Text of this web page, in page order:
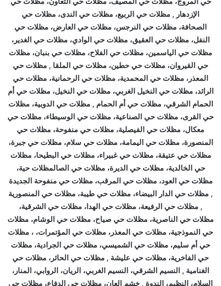
الإزدهار , مظلات حي الربيع، مظلات حي الندى، مظلات حي
الصحافة، مظلات حي النرجس، مظلات حي العارض، مظلات حي
النفل، مظلات حي العقيق، مظلات حي الوادي، مظلات حي الغدير،
مظلات حي الياسمين، مظلات حي الفلاح، مظلات حي بنبان، مظلات
حي القيروان، مظلات حي حطين، مظلات حي الملقا , مظلات حي
المعذر، مظلات حي المحمدية، مظلات حي الرحمانية، مظلات حي
الرائد، مظلات حي النخيل الغربي، مظلات حي النخيل، مظلات حي أم
الحمام الشرقي، مظلات حي أم الحمام , مظلات حي الدوبية، مظلات
حي القرى، مظلات حي الصناعية، مظلات حي الوسيطاء، مظلات حي
معكال، مظلات حي الفيصلية، مظلات حي منفوحة، مظلات حي
المنصورة، مظلات حي اليمامة، مظلات حي سلام، مظلات حي جبرة،
مظلات حي عتيقة، مظلات حي غبيراء، مظلات حي البطيحا، مظلات
حي الخالدية، مظلات حي الديرة، مظلات حي الصالمظلات حية،
مظلات حي العود، مظلات حي المرقب، مظلات حي منفوحة الجديدة
, مظلات حي الدار البيضاء، مظلات حي طيبة، مظلات حي المنصورية
, مظلات حي الرفيعة، مظلات حي الهدا، مظلات حي الشرقية،
مظلات حي الناصرية، مظلات حي صياح، مظلات حي الوشام، مظلات
حي النموذجية، مظلات حي المعذر، مظلات حي المؤتمرات، ، مظلات
حي أم سليم، مظلات حي الشميسي، مظلات حي الجرادية، مظلات
حي الفاخرية، مظلات حي عليشة , مظلات حي الحائر، مظلات حي
الغنامية , النسيم الشرقي، النسيم الغربي، الريان، الروابي، المنار،
السلام، النظيم، الندوة , خشم العان، مظلات حي الدفاع، مظلات حي